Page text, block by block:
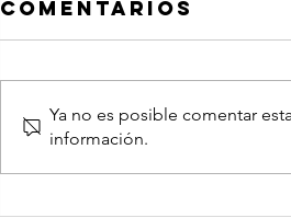
Estrategias de
Comentarios
Ya no es posible comentar
información.